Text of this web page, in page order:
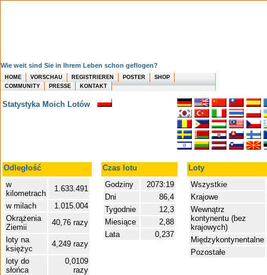
Wie weit sind Sie in Ihrem Leben schon geflogen?
HOME VORSCHAU REGISTRIEREN POSTER
SHOP
COMMUNITY
PRESSE KONTAKT
Statystyka Moich Lotów
Odległość Czas lotu
Loty
w
kilometrach
1.633.491
w milach
1.015.004
Okrążenia
Ziemii
40,76 razy
loty na
księżyc
4,249 razy
loty do
słońca
0,0109
razy
Godziny
2073:19
Dni
86,4
Tygodnie
12,3
Miesiące
2,88
Lata
0,237
Wszystkie
Krajowe
Wewnątrz
kontynentu (bez
krajowych)
Międzykontynentalne
Pozostałe